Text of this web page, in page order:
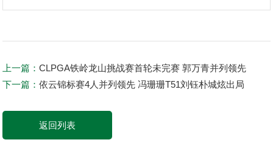
上一篇：CLPGA铁岭龙山挑战赛首轮未完赛 郭万青并列领先
下一篇：依云锦标赛4人并列领先 冯珊珊T51刘钰朴城炫出局
返回列表